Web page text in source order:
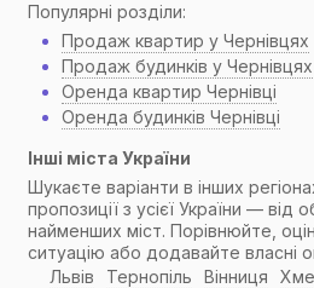
Популярні розділи:
Продаж квартир у Чернівцях
Продаж будинків у Чернівцях
Оренда квартир Чернівці
Оренда будинків Чернівці
Інші міста України
Шукаєте варіанти в інших
пропозиції з усієї України — від
найменших міст. Порівнюйте,
ситуацію або додавайте власні
Львів
Тернопіль Вінниця